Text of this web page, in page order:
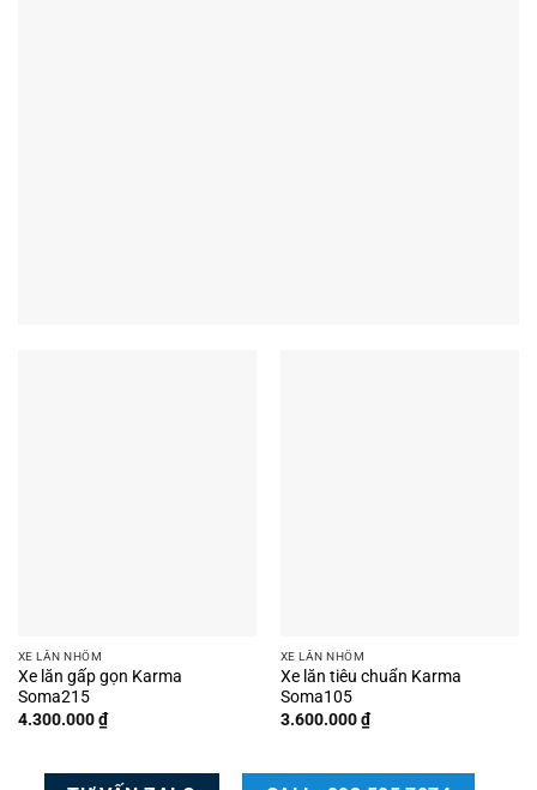
XE LĂN NHÔM
Xe lăn gấp gọn Karma
Soma215
4.300.000₫
XE LĂN NHÔM
Xe lăn tiêu chuẩn Karma
Soma105
3.600.000₫